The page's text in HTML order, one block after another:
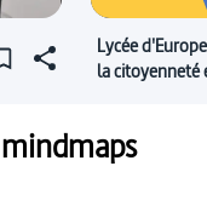
Lycée
la citoyenneté